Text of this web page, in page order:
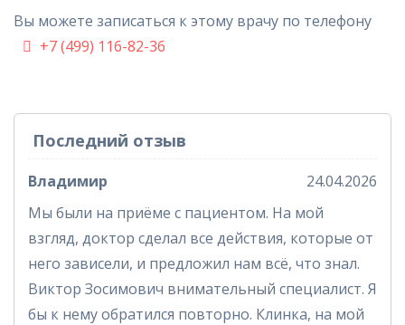
Вы можете записаться к этому врачу по телефону
+7 (499) 116-82-36
Последний отзыв
Владимир
24.04.2026
Мы были на приёме с пациентом. На мой
взгляд, доктор сделал все действия, которые от
него зависели, и предложил нам всё, что знал.
Виктор Зосимович внимательный специалист. Я
бы к нему обратился повторно. Клинка, на мой